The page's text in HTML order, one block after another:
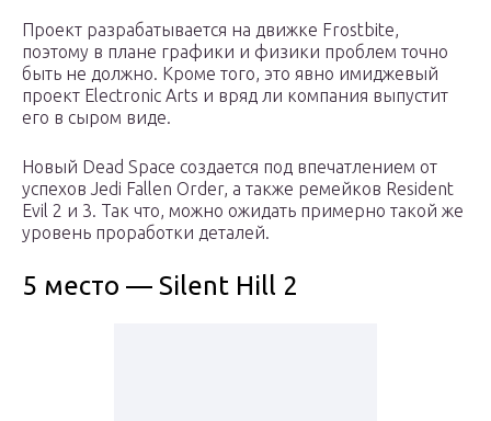
Проект разрабатывается на движке Frostbite,
поэтому в плане графики и физики проблем точно
быть не должно. Кроме того, это явно имиджевый
проект Electronic Arts и вряд ли компания выпустит
его в сыром виде.
Новый Dead Space создается под впечатлением от
успехов Jedi Fallen Order, а также ремейков Resident
Evil 2 и 3. Так что, можно ожидать примерно такой же
уровень проработки деталей.
5 место — Silent Hill 2